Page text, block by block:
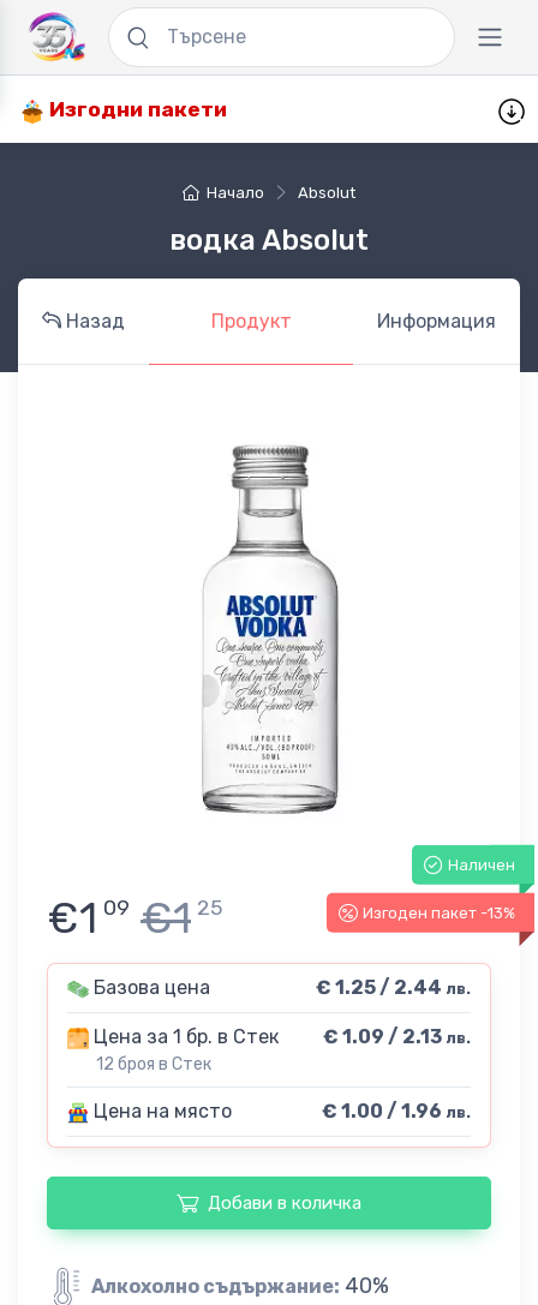
Изгодни пакети
Начало Absolut
водка Absolut
Назад Продукт Информация
Наличен
Изгоден пакет -13%
€1 09 €1 25
Базова цена € 1.25 / 2.44 лв.
Цена за 1 бр. в Стек
12 броя в Стек
€ 1.09 / 2.13 лв.
Цена на място € 1.00 / 1.96 лв.
Добави в количка
Алкохолно съдържание: 40%